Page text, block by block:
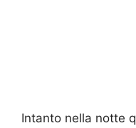
Intanto nella notte